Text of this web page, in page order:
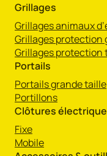
Grillages
Grillages animaux
Grillages protection
Grillages protection
Portails
Portails grande taille
Portillons
Clôtures
Fixe
Mobile